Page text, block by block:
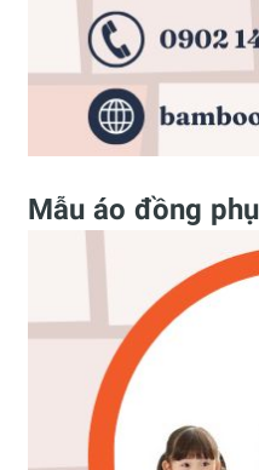
Mẫu áo đồng